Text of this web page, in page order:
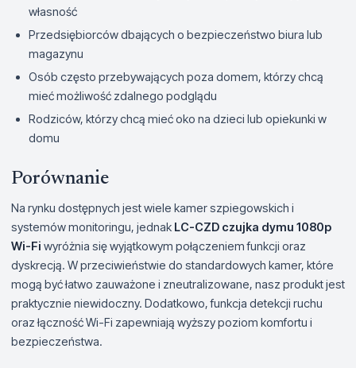
własność
Przedsiębiorców dbających o bezpieczeństwo biura lub
magazynu
Osób często przebywających poza domem, którzy chcą
mieć możliwość zdalnego podglądu
Rodziców, którzy chcą mieć oko na dzieci lub opiekunki w
domu
Porównanie
Na rynku dostępnych jest wiele kamer szpiegowskich i
systemów monitoringu, jednak LC-CZD czujka dymu 1080p
Wi-Fi wyróżnia się wyjątkowym połączeniem funkcji oraz
dyskrecją. W przeciwieństwie do standardowych kamer, które
mogą być łatwo zauważone i zneutralizowane, nasz produkt jest
praktycznie niewidoczny. Dodatkowo, funkcja detekcji ruchu
oraz łączność Wi-Fi zapewniają wyższy poziom komfortu i
bezpieczeństwa.